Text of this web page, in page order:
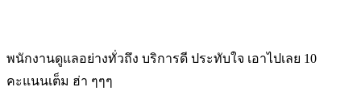
พนักงานดูแลอย่างทั่วถึง บริการดี ประทับใจ เอาไปเลย 10
คะแนนเต็ม ฮ่า ๆๆๆ